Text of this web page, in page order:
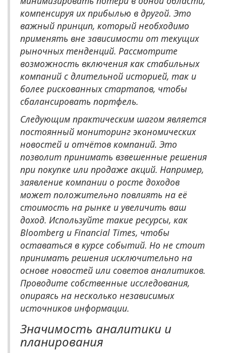
компенсируя их прибылью в другой. Это
важный принцип, который необходимо
применять вне зависимости от текущих
рыночных тенденций. Рассмотрите
возможность включения как стабильных
компаний с длительной историей, так и
более рискованных стартапов, чтобы
сбалансировать портфель.
Следующим практическим шагом является
постоянный мониторинг экономических
новостей и отчётов компаний. Это
позволит принимать взвешенные решения
при покупке или продаже акций. Например,
заявление компании о росте доходов
может положительно повлиять на её
стоимость на рынке и увеличить ваш
доход. Используйте такие ресурсы, как
Bloomberg и Financial Times, чтобы
оставаться в курсе событий. Но не стоит
принимать решения исключительно на
основе новостей или советов аналитиков.
Проводите собственные исследования,
опираясь на несколько независимых
источников информации.
Значимость аналитики и
планирования